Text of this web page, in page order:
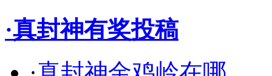
·真封神有奖投稿